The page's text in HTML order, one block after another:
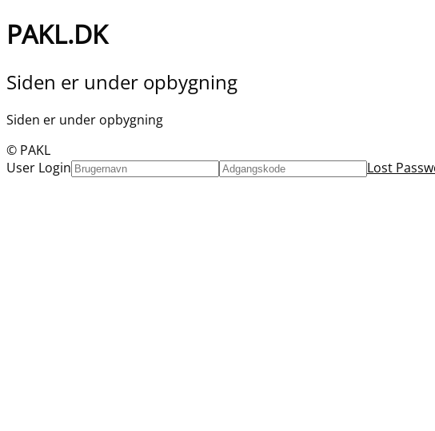
PAKL.DK
Siden er under opbygning
Siden er under opbygning
© PAKL
User Login
Lost